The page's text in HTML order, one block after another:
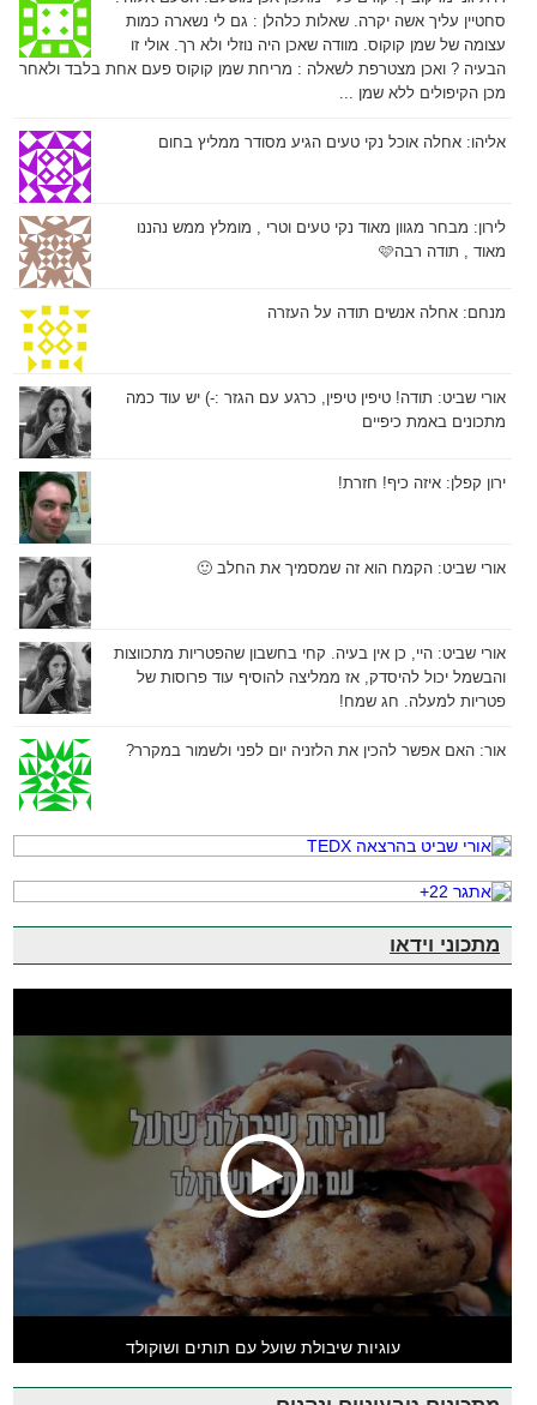
סחטיין עליך אשה יקרה. שאלות כלהלן : גם לי נשארה כמות
עצומה של שמן קוקוס. מוודה שאכן היה נוזלי ולא רך. אולי זו
הבעיה ? ואכן מצטרפת לשאלה : מריחת שמן קוקוס פעם אחת בלבד ולאחר
מכן הקיפולים ללא שמן ...
אליהו: אחלה אוכל נקי טעים הגיע מסודר ממליץ בחום
לירון: מבחר מגוון מאוד נקי טעים וטרי , מומלץ ממש נהננו
מאוד , תודה רבה🩷
מנחם: אחלה אנשים תודה על העזרה
אורי שביט: תודה! טיפין טיפין, כרגע עם הגזר :-) יש עוד כמה
מתכונים באמת כיפיים
ירון קפלן: איזה כיף! חזרת!
אורי שביט: הקמח הוא זה שמסמיך את החלב 🙂
אורי שביט: היי, כן אין בעיה. קחי בחשבון שהפטריות מתכווצות
והבשמל יכול להיסדק, אז ממליצה להוסיף עוד פרוסות של
פטריות למעלה. חג שמח!
אור: האם אפשר להכין את הלזניה יום לפני ולשמור במקרר?
מתכוני וידאו
עוגיות שיבולת שועל עם תותים ושוקולד